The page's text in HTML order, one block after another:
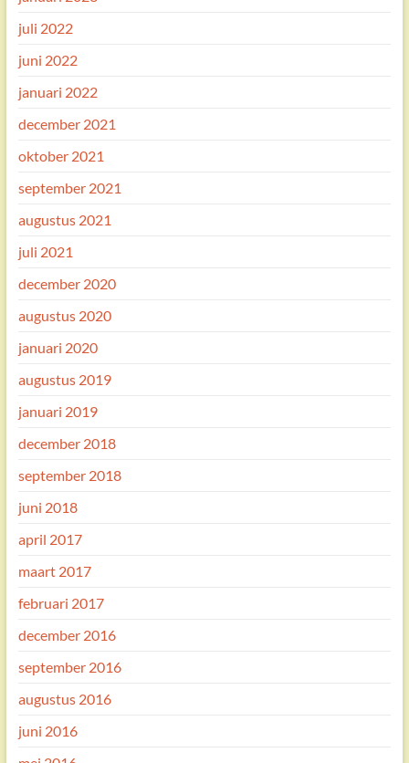
juli 2022
juni 2022
januari 2022
december 2021
oktober 2021
september 2021
augustus 2021
juli 2021
december 2020
augustus 2020
januari 2020
augustus 2019
januari 2019
december 2018
september 2018
juni 2018
april 2017
maart 2017
februari 2017
december 2016
september 2016
augustus 2016
juni 2016